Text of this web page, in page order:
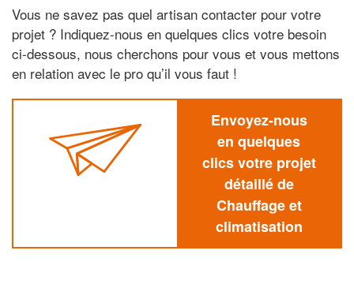
Vous ne savez pas quel artisan contacter pour votre
projet ? Indiquez-nous en quelques clics votre besoin
ci-dessous, nous cherchons pour vous et vous mettons
en relation avec le pro qu’il vous faut !
Envoyez-nous
en quelques
clics votre projet
détaillé de
Chauffage et
climatisation